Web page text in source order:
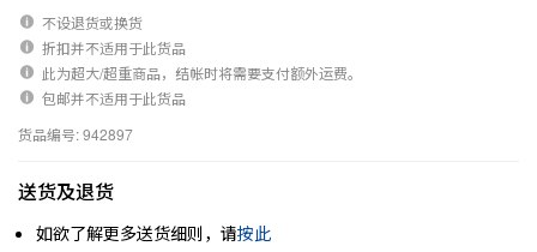
不设退货或换货
折扣并不适用于此货品
此为超大/超重商品，结帐时将需要支付额外运费。
包邮并不适用于此货品
货品编号: 942897
送货及退货
如欲了解更多送货细则，请按此